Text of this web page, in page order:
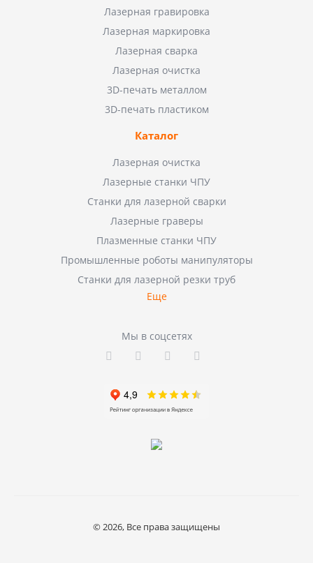
Лазерная гравировка
Лазерная маркировка
Лазерная сварка
Лазерная очистка
3D-печать металлом
3D-печать пластиком
Каталог
Лазерная очистка
Лазерные станки ЧПУ
Станки для лазерной сварки
Лазерные граверы
Плазменные станки ЧПУ
Промышленные роботы манипуляторы
Станки для лазерной резки труб
Еще
Мы в соцсетях
© 2026, Все права защищены